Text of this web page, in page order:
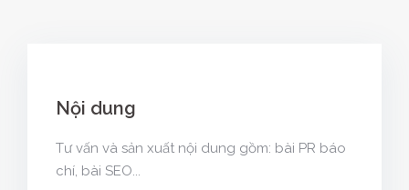
Nội dung
Tư vấn và sản xuất nội dung gồm: bài PR báo
chí, bài SEO...